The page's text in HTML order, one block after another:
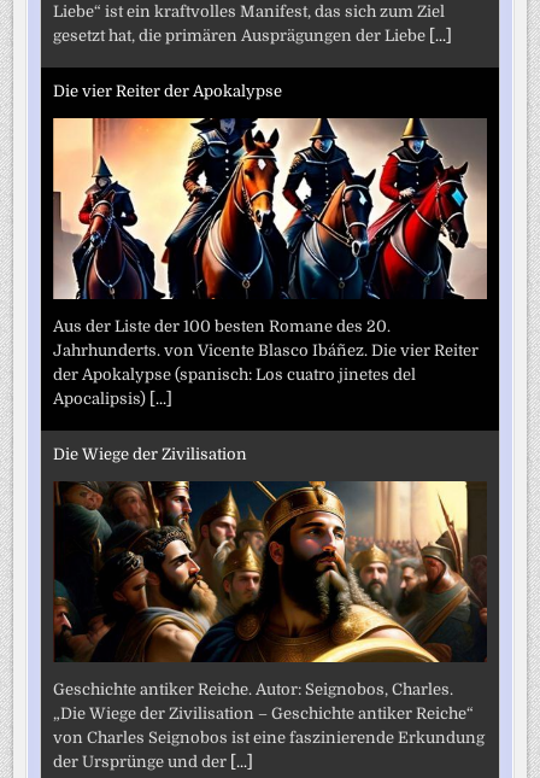
Liebe“ ist ein kraftvolles Manifest, das sich zum Ziel
gesetzt hat, die primären Ausprägungen der Liebe [...]
Die vier Reiter der Apokalypse
Aus der Liste der 100 besten Romane des 20.
Jahrhunderts. von Vicente Blasco Ibáñez. Die vier Reiter
der Apokalypse (spanisch: Los cuatro jinetes del
Apocalipsis) [...]
Die Wiege der Zivilisation
Geschichte antiker Reiche. Autor: Seignobos, Charles.
„Die Wiege der Zivilisation – Geschichte antiker Reiche“
von Charles Seignobos ist eine faszinierende Erkundung
der Ursprünge und der [...]